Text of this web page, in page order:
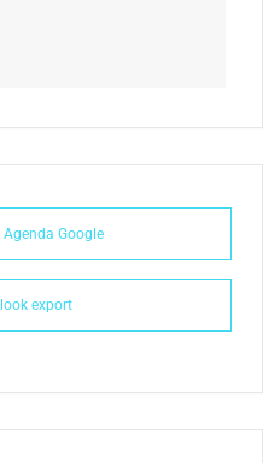
Google
export